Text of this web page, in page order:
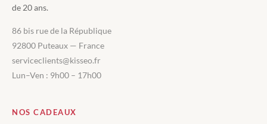
de 20 ans.
86 bis rue de la République
92800 Puteaux — France
serviceclients@kisseo.fr
Lun–Ven : 9h00 – 17h00
NOS CADEAUX